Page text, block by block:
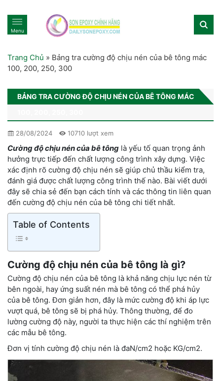
Menu
Trang Chủ » Bảng tra cường độ chịu nén của bê tông mác
100, 200, 250, 300
BẢNG TRA CƯỜNG ĐỘ CHỊU NÉN CỦA BÊ TÔNG MÁC
28/08/2024 10710 lượt xem
Cường độ chịu nén của bê tông là yếu tố quan trọng ảnh
hưởng trực tiếp đến chất lượng công trình xây dựng. Việc
xác định rõ cường độ chịu nén sẽ giúp chủ thầu kiểm tra,
đánh giá được chất lượng công trình thế nào. Bài viết dưới
đây sẽ chia sẻ đến bạn cách tính và các thông tin liên quan
đến cường độ chịu nén của bê tông chi tiết nhất.
Table of Contents
Cường độ chịu nén của bê tông là gì?
Cường độ chịu nén của bê tông là khả năng chịu lực nén từ
bên ngoài, hay ứng suất nén mà bê tông có thể phá hủy
của bê tông. Đơn giản hơn, đây là mức cường độ khi áp lực
vượt quá, bê tông sẽ bị phá hủy. Thông thường, để đo
lường cường độ này, người ta thực hiện các thí nghiệm trên
các mẫu bê tông.
Đơn vị tính cường độ chịu nén là đaN/cm2 hoặc KG/cm2.